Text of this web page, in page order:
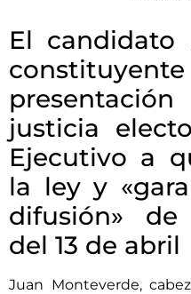
El candidato
justicia
Ejecutivo a
la ley y
difusión» de
del 13 de abril
Juan Monteverde,